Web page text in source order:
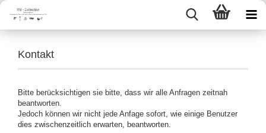
Kontakt
Bitte berücksichtigen sie bitte, dass wir alle Anfragen zeitnah
beantworten.
Jedoch können wir nicht jede Anfage sofort, wie einige Benutzer
dies zwischenzeitlich erwarten, beantworten.